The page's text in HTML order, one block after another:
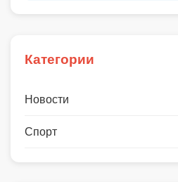
Категории
Новости
Спорт